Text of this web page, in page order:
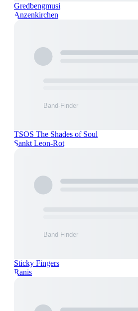
Gredbengmusi
Anzenkirchen
TSOS The Shades of Soul
Sankt Leon-Rot
Sticky Fingers
Ranis